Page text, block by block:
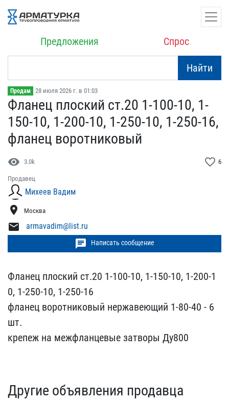
Предложения Спрос
Найти
Продам 28 июля 2026 г. в 01:03
Фланец плоский ст.20 1-1​00-10, 1-
150-10, 1-200-1​0, 1-250-10, 1-250-16,
ф​ланец воротниковый
visibility 3.0k favorite_border 6
Продавец
Михеев Вадим
location_on Москва
mail armavadim@list.ru
chat Написать сообщение
Фланец плоский ст.20 1-1​00-10, 1-150-10, 1-200-1​
0, 1-250-10, 1-250-16
фл​анец воротниковый нержав​еющий 1-80-40 - 6
шт.
кр​епеж на межфланцевые зат​воры Ду800
Другие объявления продавца